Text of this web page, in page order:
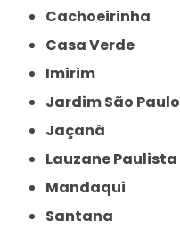
Cachoeirinha
Casa Verde
Imirim
Jardim São Paulo
Jaçanã
Lauzane Paulista
Mandaqui
Santana